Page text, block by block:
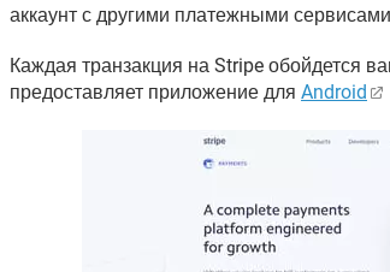
аккаунт с другими платежными
Каждая транзакция на Stripe обойдется
предоставляет приложение для Android